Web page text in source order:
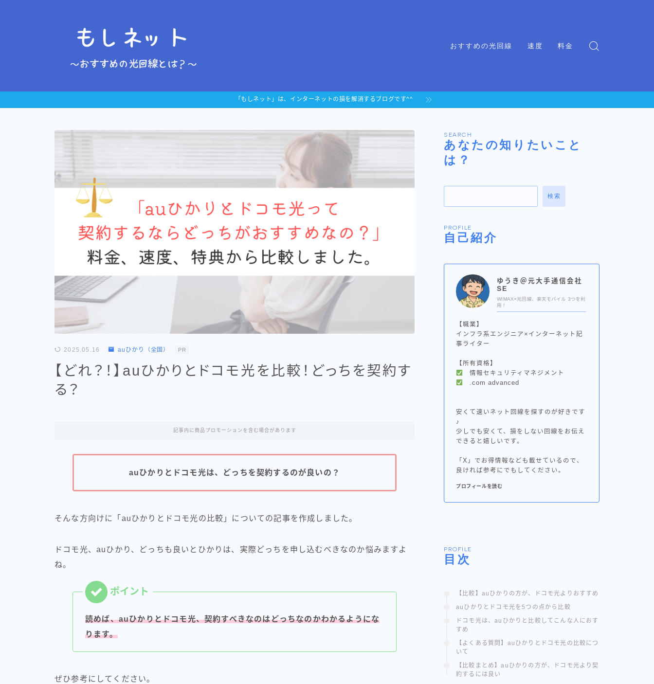
おすすめの光回線 速度 料金
「もしネット」は、インターネットの損を解消するブログです^^
2025.05.16 auひかり（全国） PR
【どれ？！】auひかりとドコモ光を比較！どっちを契約す
る？
記事内に商品プロモーションを含む場合があります
auひかりとドコモ光は、どっちを契約するのが良いの？
そんな方向けに「auひかりとドコモ光の比較」についての記事を作成しました。
ドコモ光、auひかり、どっちも良いとひかりは、実際どっちを申し込むべきなのか悩みますよ
ね。
読めば、auひかりとドコモ光、契約すべきなのはどっちなのかわかるようにな
ります。
ぜひ参考にしてください。
SEARCH
あなたの知りたいこと
は？
検索
PROFILE
自己紹介
ゆうき＠元大手通信会社
SE
WIMAX×光回線、楽天モバイル 3つを利
用！
【職業】
インフラ系エンジニア×インターネット記
事ライター
【所有資格】
情報セキュリティマネジメント
.com advanced
安くて速いネット回線を探すのが好きです
♪
少しでも安くて、損をしない回線をお伝え
できると嬉しいです。
「X」でお得情報なども載せているので、
良ければ参考にでもしてください。
プロフィールを読む
PROFILE
目次
【比較】auひかりの方が、ドコモ光よりおすすめ
auひかりとドコモ光を5つの点から比較
ドコモ光は、auひかりと比較してこんな人におす
すめ
【よくある質問】auひかりとドコモ光の比較につ
いて
【比較まとめ】auひかりの方が、ドコモ光より契
約するには良い